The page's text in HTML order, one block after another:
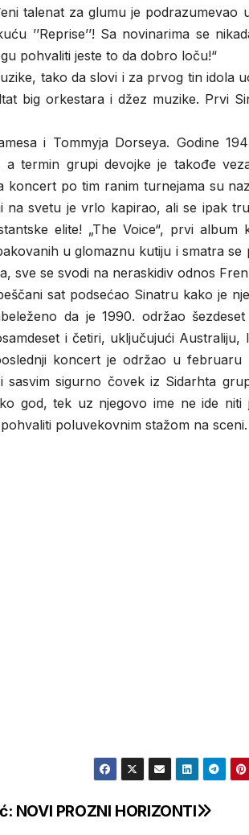
talenat za glumu je podrazumevao
’’Reprise’’! Sa novinarima se
pohvaliti jeste to da dobro loču!“
tako da slovi i za prvog tin idola
big orkestara i džez muzike. Prvi
i Tommyja Dorseya. Godine
a termin grupi devojke je takođe
koncert po tim ranim turnejama su
na svetu je vrlo kapirao, ali se ipak
elite! „The Voice“, prvi album
u glomaznu kutiju i smatra se
sve se svodi na neraskidiv odnos
sat podsećao Sinatru kako je
da je 1990. održao
i četiri, uključujući Australiju,
koncert je održao u februaru
sigurno čovek iz Sidarhta
god, tek uz njegovo ime ne ide niti
poluvekovnim stažom na sceni.
NOVI PROZNI HORIZONTI